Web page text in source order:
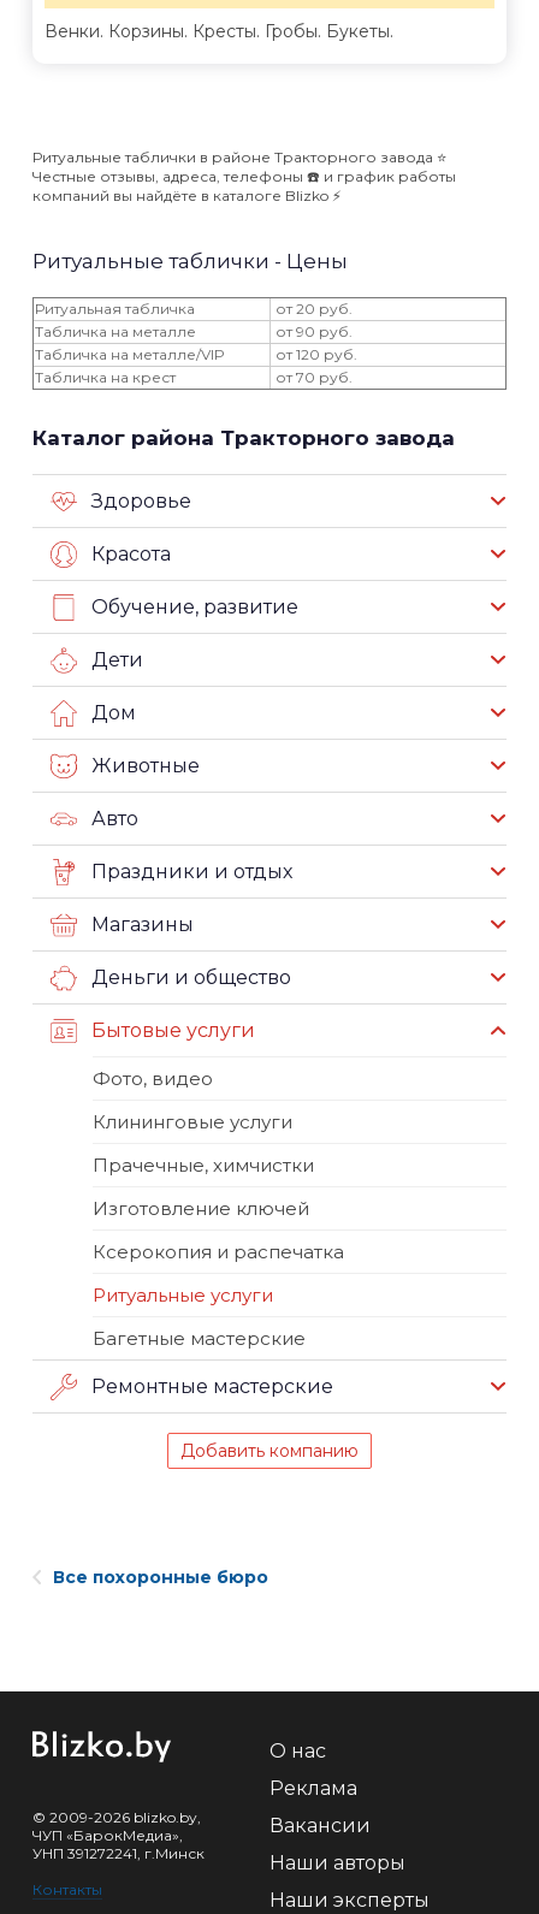
Венки. Корзины. Кресты. Гробы. Букеты.
Ритуальные таблички в районе Тракторного завода ⭐️
Честные отзывы, адреса, телефоны ☎️ и график работы
компаний вы найдёте в каталоге Blizko ⚡️
Ритуальные таблички - Цены
Ритуальная табличка
от 20 руб.
Табличка на металле
от 90 руб.
Табличка на металле/VIP
от 120 руб.
Табличка на крест
от 70 руб.
Каталог района Тракторного завода
Здоровье
Красота
Обучение, развитие
Дети
Дом
Животные
Авто
Праздники и отдых
Магазины
Деньги и общество
Бытовые услуги
Фото, видео
Клининговые услуги
Прачечные, химчистки
Изготовление ключей
Ксерокопия и распечатка
Ритуальные услуги
Багетные мастерские
Ремонтные мастерские
Добавить компанию
Все похоронные бюро
© 2009-2026 blizko.by,
ЧУП «БарокМедиа»,
УНП 391272241, г.Минск
Контакты
О нас
Реклама
Вакансии
Наши авторы
Наши эксперты